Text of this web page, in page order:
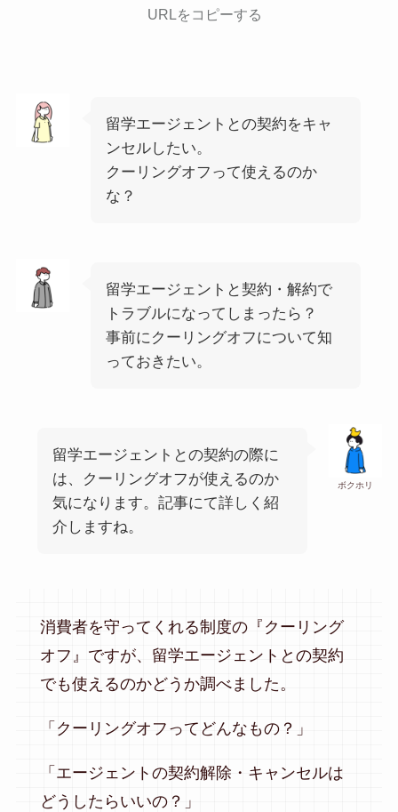
URLをコピーする
留学エージェントとの契約をキャ
ンセルしたい。
クーリングオフって使えるのか
な？
留学エージェントと契約・解約で
トラブルになってしまったら？
事前にクーリングオフについて知
っておきたい。
ボクホリ
留学エージェントとの契約の際に
は、クーリングオフが使えるのか
気になります。記事にて詳しく紹
介しますね。
消費者を守ってくれる制度の『クーリング
オフ』ですが、留学エージェントとの契約
でも使えるのかどうか調べました。
「クーリングオフってどんなもの？」
「エージェントの契約解除・キャンセルは
どうしたらいいの？」